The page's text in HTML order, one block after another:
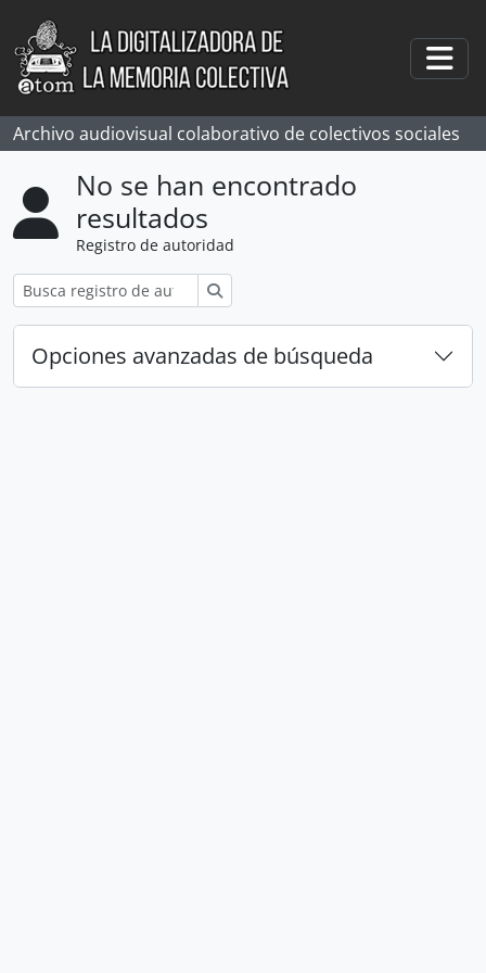
Skip to main content
Archivo audiovisual colaborativo de colectivos sociales
No se han encontrado
resultados
Registro de autoridad
Opciones avanzadas de búsqueda